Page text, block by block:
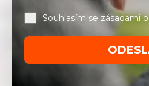
Souhlasím sezásadami